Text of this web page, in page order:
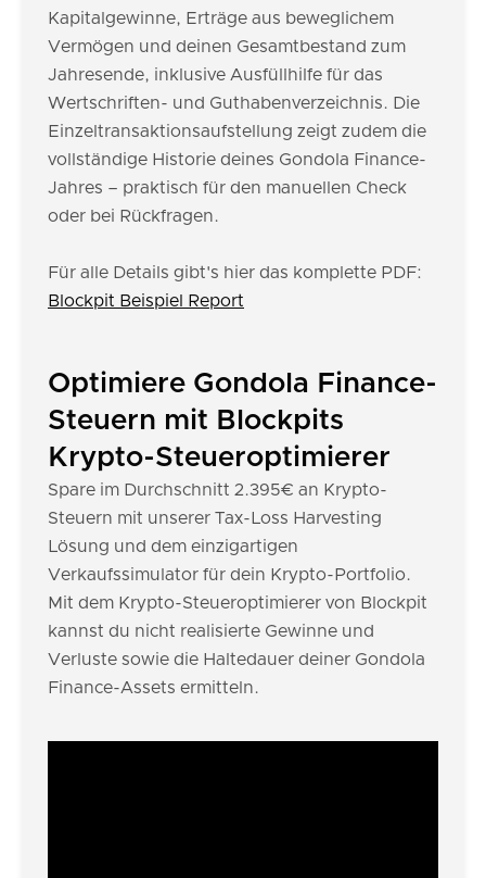
Kapitalgewinne, Erträge aus beweglichem
Vermögen und deinen Gesamtbestand zum
Jahresende, inklusive Ausfüllhilfe für das
Wertschriften- und Guthabenverzeichnis. Die
Einzeltransaktionsaufstellung zeigt zudem die
vollständige Historie deines Gondola Finance-
Jahres – praktisch für den manuellen Check
oder bei Rückfragen.
Für alle Details gibt's hier das komplette PDF:
Blockpit Beispiel Report
Optimiere Gondola Finance-
Steuern mit Blockpits
Krypto-Steueroptimierer
Spare im Durchschnitt 2.395€ an Krypto-
Steuern mit unserer Tax-Loss Harvesting
Lösung und dem einzigartigen
Verkaufssimulator für dein Krypto-Portfolio.
Mit dem Krypto-Steueroptimierer von Blockpit
kannst du nicht realisierte Gewinne und
Verluste sowie die Haltedauer deiner Gondola
Finance-Assets ermitteln.